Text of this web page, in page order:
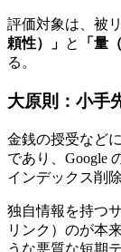
評価対象は、被
頼性）」 と 「量
る。
大原則：小手
金銭の授受など
であり、Google
インデックス削
独自情報を持つ
リンク）のが本
うな悪質な短期